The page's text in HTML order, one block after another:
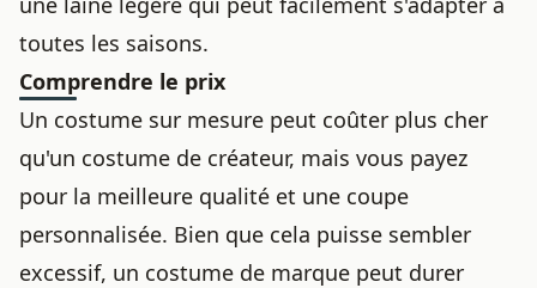
toutes les saisons.
Comprendre le prix
Un costume sur mesure peut coûter plus cher
qu'un costume de créateur, mais vous payez
pour la meilleure qualité et une coupe
personnalisée. Bien que cela puisse sembler
excessif, un costume de marque peut durer